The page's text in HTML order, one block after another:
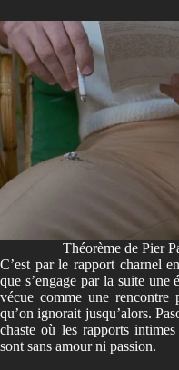
Théorème de Pier
C’est par le rapport charnel
que s’engage par la suite
vécue comme une rencontre
qu’on ignorait jusqu’alors.
chaste où les rapports
sont sans amour ni passion.